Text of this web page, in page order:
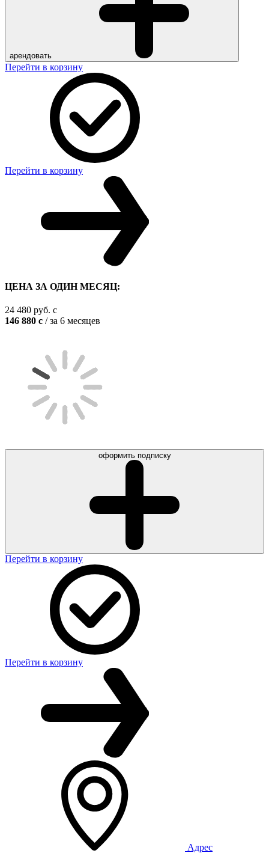
арендовать
Перейти в корзину
Перейти в корзину
ЦЕНА ЗА ОДИН МЕСЯЦ:
24 480 руб. c
146 880 c / за 6 месяцев
оформить подписку
Перейти в корзину
Перейти в корзину
Адрес